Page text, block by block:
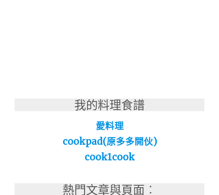
我的料理食譜
愛料理
cookpad(原多多開伙)
cook1cook
熱門文章與頁面︰